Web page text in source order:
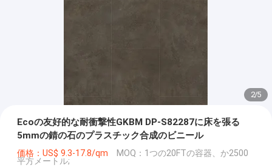
2/5
Ecoの友好的な耐衝撃性GKBM DP-S82287に床を張る
5mmの錆の石のプラスチック合成のビニール
価格：US$ 9.3-17.8/qm MOQ：1つの20FTの容器、か2500
平方メートル;